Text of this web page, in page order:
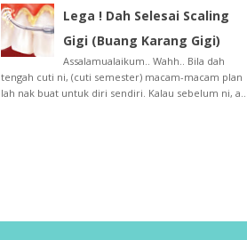
Lega ! Dah Selesai Scaling
Gigi (Buang Karang Gigi)
Assalamualaikum.. Wahh.. Bila dah
tengah cuti ni, (cuti semester) macam-macam plan
lah nak buat untuk diri sendiri. Kalau sebelum ni, a...